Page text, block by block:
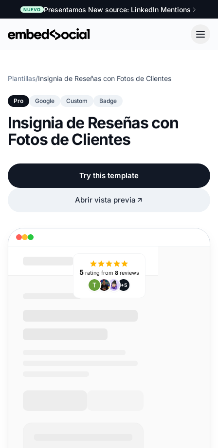
NUEVO Presentamos New source: LinkedIn Mentions
Plantillas/Insignia de Reseñas con Fotos de Clientes
Pro Google Custom Badge
Insignia de Reseñas con
Fotos de Clientes
Try this template
Abrir vista previa